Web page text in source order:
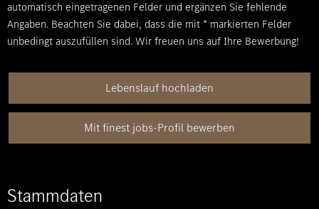
automatisch eingetragenen Felder und ergänzen Sie fehlende
Angaben. Beachten Sie dabei, dass die mit * markierten Felder
unbedingt auszufüllen sind. Wir freuen uns auf Ihre Bewerbung!
Lebenslauf hochladen
Mit finest jobs-Profil bewerben
Stammdaten